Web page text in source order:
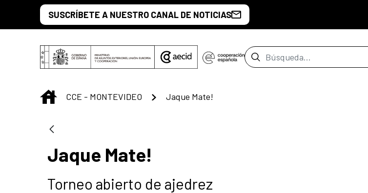
Saltar al contenido principal
SUSCRÍBETE A NUESTRO CANAL DE NOTICIAS
Barra de búsqueda
INICIO
CCE - MONTEVIDEO Jaque Mate!
Jaque Mate!
Torneo abierto de ajedrez